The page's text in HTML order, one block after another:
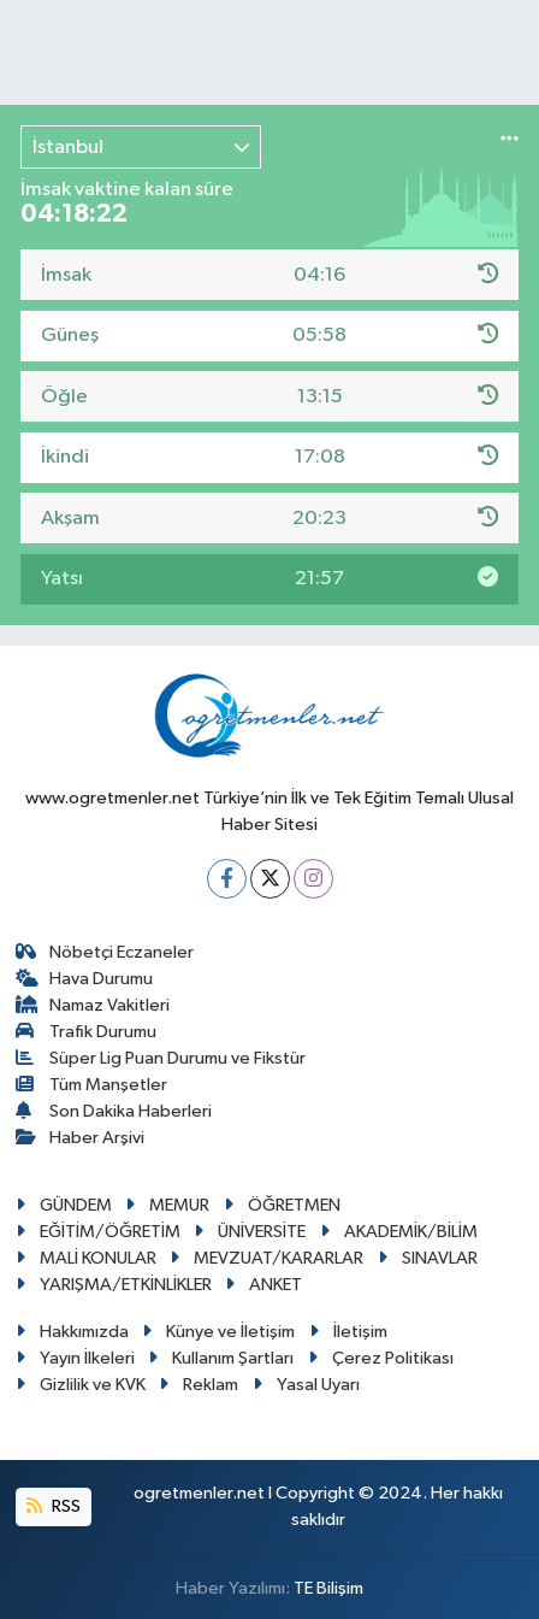
İstanbul
İmsak vaktine kalan süre
04:18:21
İmsak 04:16
Güneş 05:58
Öğle 13:15
İkindi 17:08
Akşam 20:23
Yatsı 21:57
www.ogretmenler.net Türkiye’nin İlk ve Tek Eğitim Temalı Ulusal
Haber Sitesi
Nöbetçi Eczaneler
Hava Durumu
Namaz Vakitleri
Trafik Durumu
Süper Lig Puan Durumu ve Fikstür
Tüm Manşetler
Son Dakika Haberleri
Haber Arşivi
GÜNDEM MEMUR
ÖĞRETMEN
EĞİTİM/ÖĞRETİM
ÜNİVERSİTE
AKADEMİK/BİLİM
MALİ KONULAR
MEVZUAT/KARARLAR
SINAVLAR
YARIŞMA/ETKİNLİKLER
ANKET
Hakkımızda Künye ve İletişim
İletişim
Yayın İlkeleri
Kullanım Şartları
Çerez Politikası
Gizlilik ve KVK
Reklam Yasal Uyarı
RSS
ogretmenler.net I Copyright © 2024. Her hakkı
saklıdır
Haber Yazılımı: TE Bilişim